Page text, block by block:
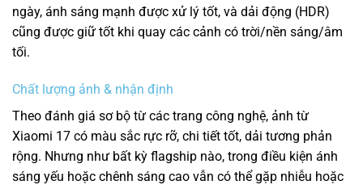
ngày, ánh sáng mạnh được xử lý tốt, và dải động (HDR)
cũng được giữ tốt khi quay các cảnh có trời/nền sáng/âm
tối.
Chất lượng ảnh & nhận định
Theo đánh giá sơ bộ từ các trang công nghệ, ảnh từ
Xiaomi 17 có màu sắc rực rỡ, chi tiết tốt, dải tương phản
rộng. Nhưng như bất kỳ flagship nào, trong điều kiện ánh
sáng yếu hoặc chênh sáng cao vẫn có thể gặp nhiễu hoặc